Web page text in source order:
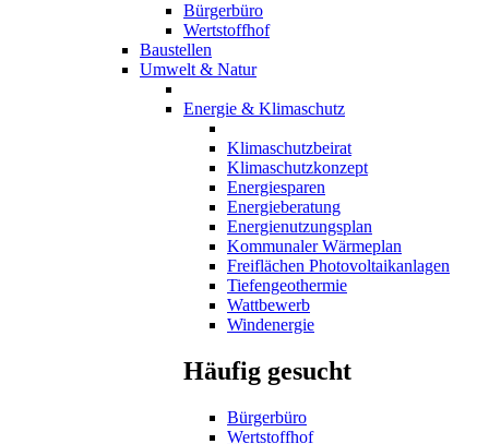
Bürgerbüro
Wertstoffhof
Baustellen
Umwelt & Natur
Energie & Klimaschutz
Klimaschutzbeirat
Klimaschutzkonzept
Energiesparen
Energieberatung
Energienutzungsplan
Kommunaler Wärmeplan
Freiflächen Photovoltaikanlagen
Tiefengeothermie
Wattbewerb
Windenergie
Häufig gesucht
Bürgerbüro
Wertstoffhof